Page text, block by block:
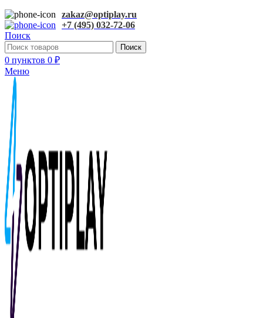
zakaz@optiplay.ru
+7 (495) 032-72-06
Поиск
Поиск
0 пунктов 0 ₽
Меню